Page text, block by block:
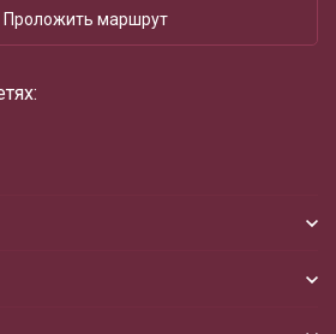
Проложить маршрут